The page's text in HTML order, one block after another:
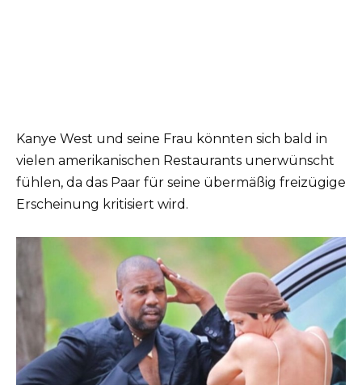
Kanye West und seine Frau könnten sich bald in
vielen amerikanischen Restaurants unerwünscht
fühlen, da das Paar für seine übermäßig freizügige
Erscheinung kritisiert wird.